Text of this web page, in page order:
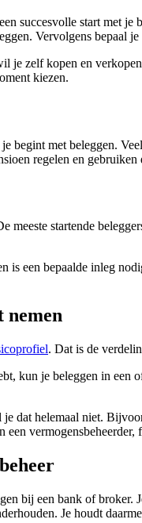
succesvolle start met
Vervolgens bepaal
je zelf kopen en
kiezen.
begint met beleggen.
regelen en
meeste startende
is een bepaalde inleg
nemen
. Dat is de
kun je beleggen in
dat helemaal niet.
vermogensbeheerder,
bij een bank of broker.
Je houdt